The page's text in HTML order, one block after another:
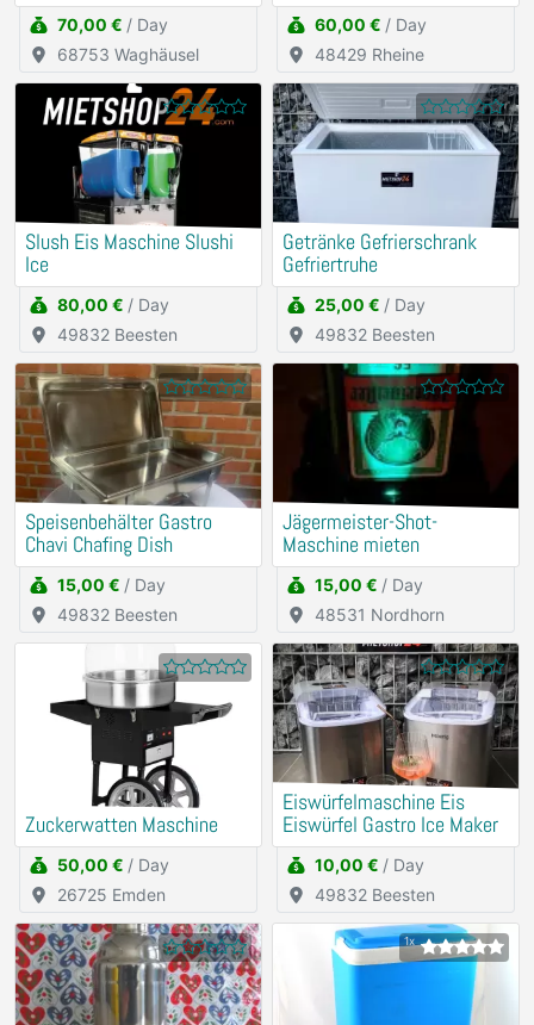
70,00 € / Day
68753 Waghäusel
60,00 € / Day
48429 Rheine
Slush Eis Maschine Slushi
Ice
80,00 € / Day
49832 Beesten
Getränke Gefrierschrank
Gefriertruhe
25,00 € / Day
49832 Beesten
Speisenbehälter Gastro
Chavi Chafing Dish
15,00 € / Day
49832 Beesten
Jägermeister-Shot-
Maschine mieten
15,00 € / Day
48531 Nordhorn
Zuckerwatten Maschine
50,00 € / Day
26725 Emden
Eiswürfelmaschine Eis
Eiswürfel Gastro Ice Maker
10,00 € / Day
49832 Beesten
1x